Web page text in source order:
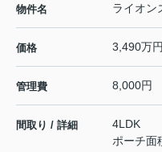
物件名 ライオン
価格 3,490万円
管理費 8,000円
間取り / 詳細
4LDK
ポーチ面